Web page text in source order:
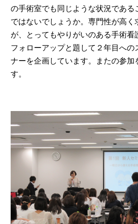
の手術室でも同じような状況である
ではないでしょうか。専門性が高く
が、とってもやりがいのある手術看
フォローアップと題して２年目への
ナーを企画しています。またの参加
す。